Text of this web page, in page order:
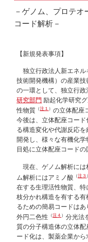
－ゲノム、プロテ
コード解析－
【新規発表事項】
独立行政法人新エネル
技術開発機構）の産業技
の一環として、独立行
研究部門 励起化学研究
性物質 （注１ ） の立体配座
今後は、立体配座コー
る構造変化や代謝反応
開発し、様々な有機化
目処に立体配座コードの
現在、ゲノム解析には
ム解析にはアミノ酸 （注３
在する生理活性物質、
枝分かれ構造を有する
るための簡易コードは
外円二色性 （注４ ） 分光法
質の分子構造体の立体
ード化は、製薬企業か